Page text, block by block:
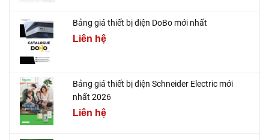
Bảng giá thiết bị điện DoBo mới nhất
Liên hệ
Bảng giá thiết bị điện Schneider Electric mới
nhất 2026
Liên hệ